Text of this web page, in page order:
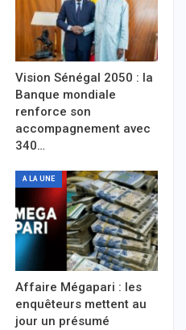
Vision Sénégal 2050 : la
Banque mondiale
renforce son
accompagnement avec
340…
A LA UNE
Affaire Mégapari : les
enquêteurs mettent au
jour un présumé